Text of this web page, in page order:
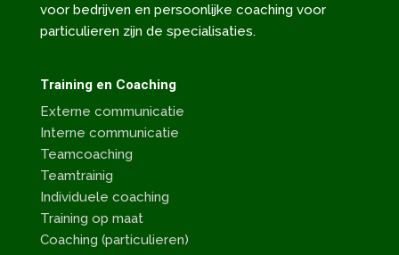
voor bedrijven en persoonlijke coaching voor
particulieren zijn de specialisaties.
Training en Coaching
Externe communicatie
Interne communicatie
Teamcoaching
Teamtrainig
Individuele coaching
Training op maat
Coaching (particulieren)